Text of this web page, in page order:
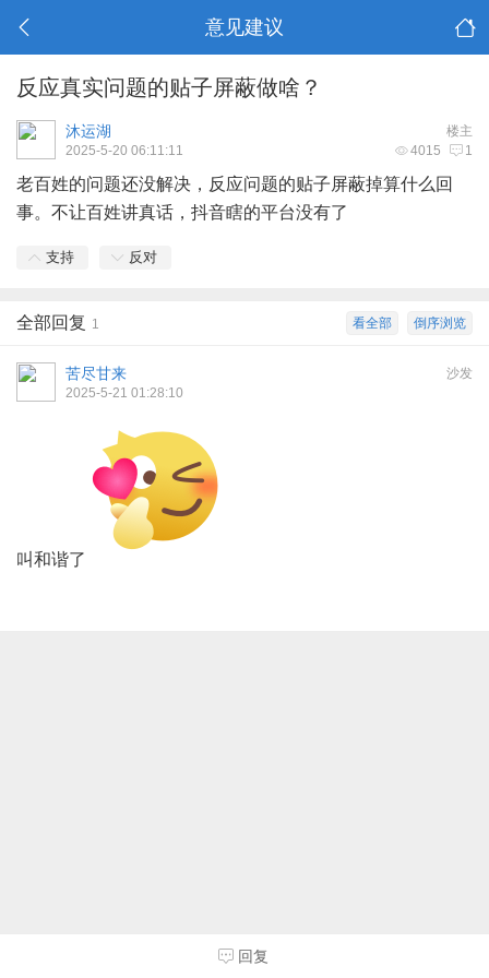
意见建议
反应真实问题的贴子屏蔽做啥？
楼主
沐运湖
4015 1
2025-5-20 06:11:11
老百姓的问题还没解决，反应问题的贴子屏蔽掉算什么回
事。不让百姓讲真话，抖音瞎的平台没有了
支持 反对
倒序浏览
看全部
全部回复 1
沙发
苦尽甘来
2025-5-21 01:28:10
叫和谐了
回复